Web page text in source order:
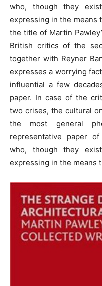
who, though they
expressing in the means
the title of Martin
British critics of the
together with Reyner
expresses a worrying
influential a few
paper. In case of the
two crises, the cultural
the most general
representative paper
who, though they
expressing in the means